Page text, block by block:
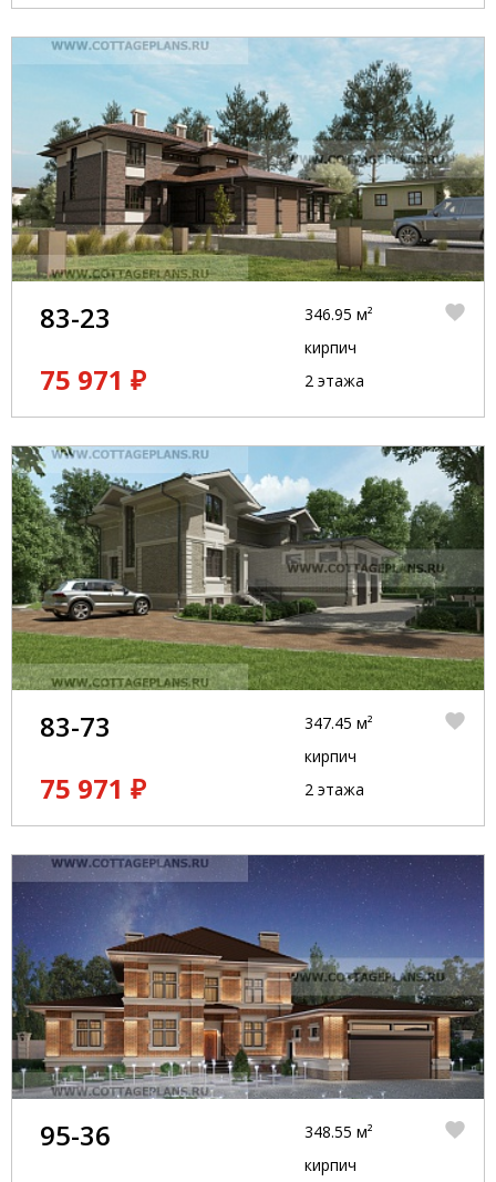
83-23
75 971 ₽
346.95 м²
кирпич
2 этажа
83-73
75 971 ₽
347.45 м²
кирпич
2 этажа
95-36
348.55 м²
кирпич